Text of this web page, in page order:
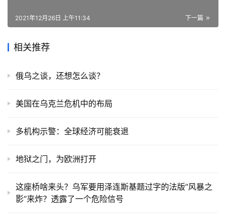
下一篇
2021年12月26日 上午11:34
相关推荐
俄乌之谈，还想怎么谈？
美国在乌克兰危机中的布局
多机构示警：全球经济可能衰退
地狱之门，为欧洲打开
这座桥啥来头？乌军要用泽连斯基题过字的法版“风暴之
影”来炸？透露了一个危险信号